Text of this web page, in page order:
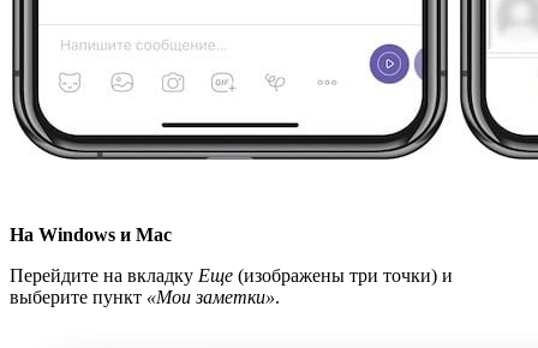
На Windows и Mac
Перейдите на вкладку Еще (изображены три точки) и
выберите пункт «Мои заметки».